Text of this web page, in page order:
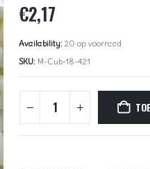
€2,17
Availability: 20 op voorraad
SKU: M-Cub-18-421